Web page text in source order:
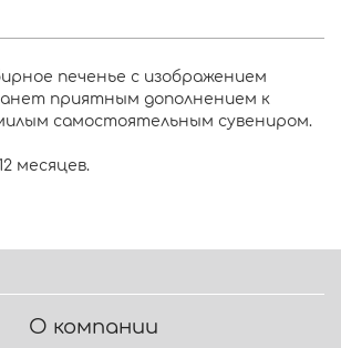
печенье с изображением
приятным дополнением к
самостоятельным сувениром.
месяцев.
О компании